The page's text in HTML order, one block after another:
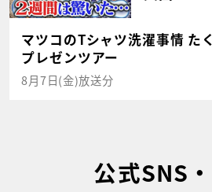
マツコのTシャツ洗濯事情 た
プレゼンツアー
8月7日(金)放送分
公式SNS